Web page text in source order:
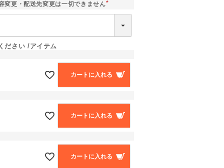
変更・配送先変更は一切できません
必
ださい アイテム
カートに入れる
カートに入れる
カートに入れる